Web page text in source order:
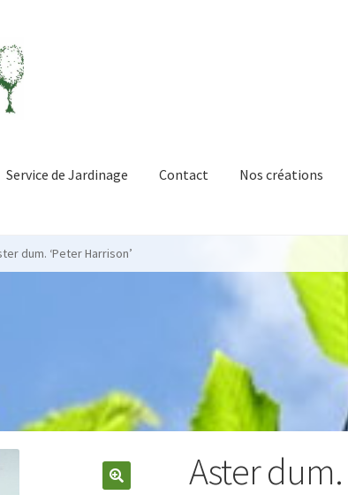
Service de Jardinage Contact Nos créations
dum. ‘Peter Harrison’
Aster dum.